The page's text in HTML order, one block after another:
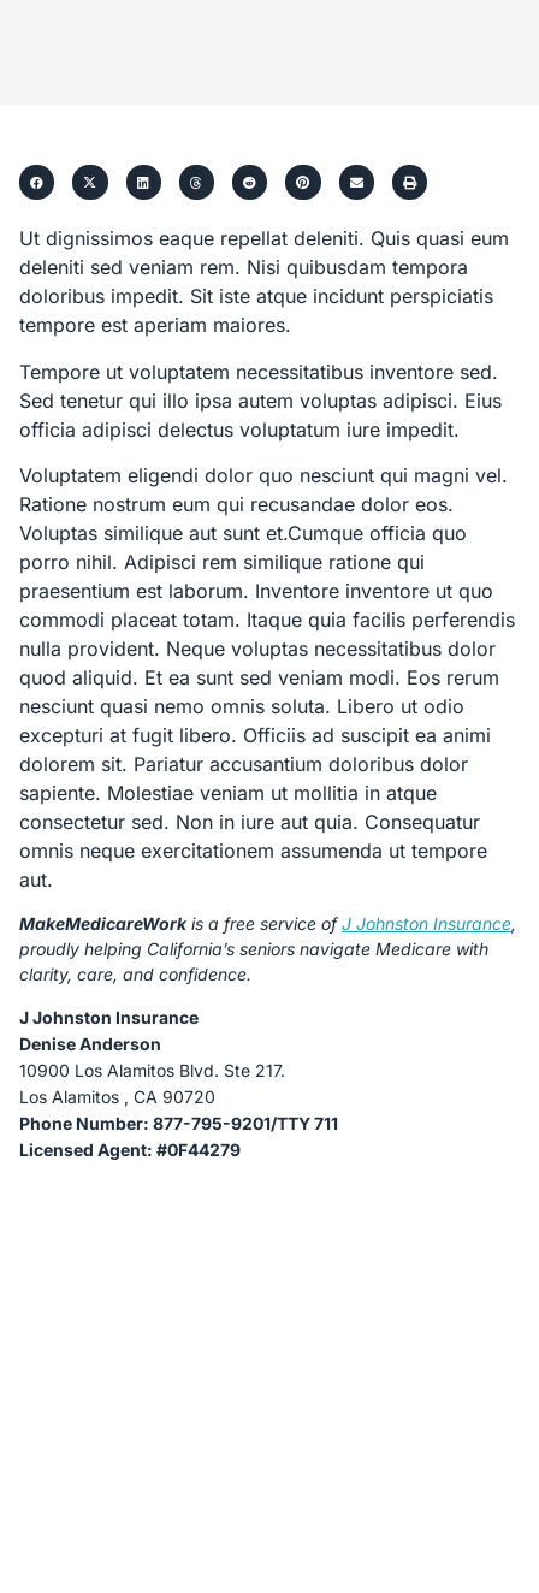
Ut dignissimos eaque repellat deleniti. Quis quasi eum
deleniti sed veniam rem. Nisi quibusdam tempora
doloribus impedit. Sit iste atque incidunt perspiciatis
tempore est aperiam maiores.
Tempore ut voluptatem necessitatibus inventore sed.
Sed tenetur qui illo ipsa autem voluptas adipisci. Eius
officia adipisci delectus voluptatum iure impedit.
Voluptatem eligendi dolor quo nesciunt qui magni vel.
Ratione nostrum eum qui recusandae dolor eos.
Voluptas similique aut sunt et.Cumque officia quo
porro nihil. Adipisci rem similique ratione qui
praesentium est laborum. Inventore inventore ut quo
commodi placeat totam. Itaque quia facilis perferendis
nulla provident. Neque voluptas necessitatibus dolor
quod aliquid. Et ea sunt sed veniam modi. Eos rerum
nesciunt quasi nemo omnis soluta. Libero ut odio
excepturi at fugit libero. Officiis ad suscipit ea animi
dolorem sit. Pariatur accusantium doloribus dolor
sapiente. Molestiae veniam ut mollitia in atque
consectetur sed. Non in iure aut quia. Consequatur
omnis neque exercitationem assumenda ut tempore
aut.
MakeMedicareWorkis a free service ofJ Johnston Insurance,
proudly helping California’s seniors navigate Medicare with
clarity, care, and confidence.
J Johnston Insurance
Denise Anderson
10900 Los Alamitos Blvd. Ste 217.
Los Alamitos , CA 90720
Phone Number: 877-795-9201/TTY 711
Licensed Agent: #0F44279